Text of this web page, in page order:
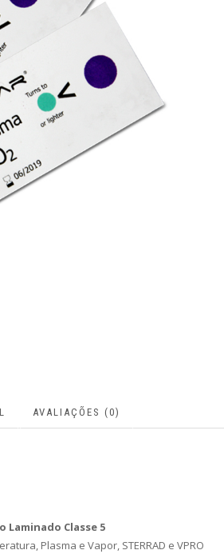
AVALIAÇÕES (0)
Classe 5
Plasma e Vapor, STERRAD e VPRO